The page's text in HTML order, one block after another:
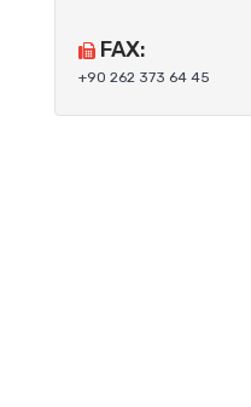
FAX:
+90 262 373 64 45